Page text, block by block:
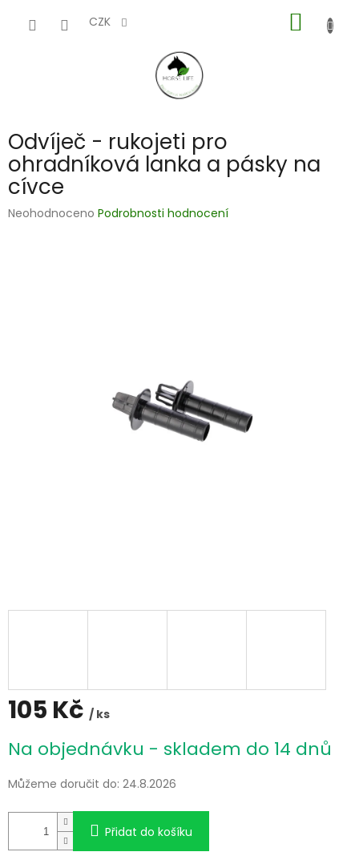
CZK
KOŠÍK
Odvíječ - rukojeti pro
ohradníková lanka a pásky na
cívce
Průměrné
Neohodnoceno Podrobnosti hodnocení
105 Kč / ks
cena:
Na objednávku - skladem do 14 dnů
Můžeme doručit do: 24.8.2026
Přidat do košíku